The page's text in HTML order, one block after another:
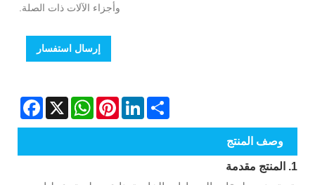
وأجزاء الآلات ذات الصلة.
إرسال استفسار
X
WhatsAppPinterestLinkedInShare
وصف المنتج
1. المنتج مقدمة